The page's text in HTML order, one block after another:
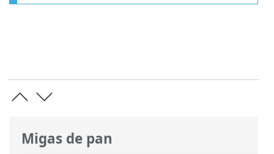
Migas de pan